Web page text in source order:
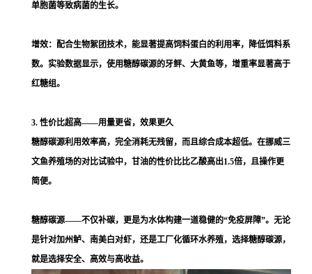
单胞菌等致病菌的生长。
增效：配合生物絮团技术，能显著提高饲料蛋白的利用率，降低饵料系
数。实验数据显示，使用糖醇碳源的牙鲆、大黄鱼等，增重率显著高于
红糖组。
3. 性价比超高——用量更省，效果更久
糖醇碳源利用效率高，完全消耗无残留，而且综合成本超低。在挪威三
文鱼养殖场的对比试验中，甘油的性价比比乙酸高出1.5倍，且操作更
简便。
糖醇碳源——不仅补碳，更是为水体构建一道稳健的“免疫屏障”。无论
是针对加州鲈、南美白对虾，还是工厂化循环水养殖，选择糖醇碳源，
就是选择安全、高效与高收益。